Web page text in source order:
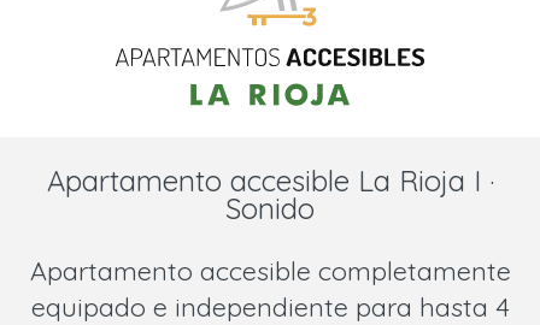
Apartamento accesible La Rioja I ·
Sonido
Apartamento accesible completamente
equipado e independiente para hasta 4